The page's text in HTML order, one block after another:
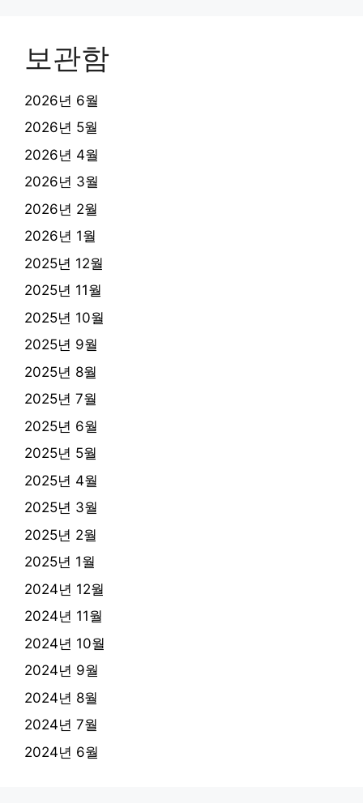
보관함
2026년 6월
2026년 5월
2026년 4월
2026년 3월
2026년 2월
2026년 1월
2025년 12월
2025년 11월
2025년 10월
2025년 9월
2025년 8월
2025년 7월
2025년 6월
2025년 5월
2025년 4월
2025년 3월
2025년 2월
2025년 1월
2024년 12월
2024년 11월
2024년 10월
2024년 9월
2024년 8월
2024년 7월
2024년 6월